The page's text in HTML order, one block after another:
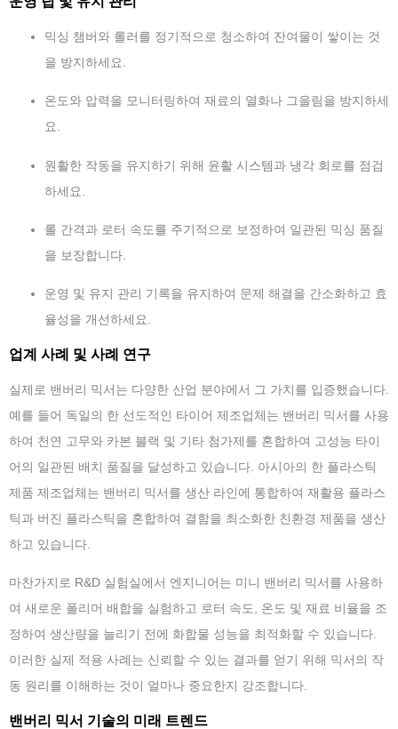
믹싱 챔버와 롤러를 정기적으로 청소하여 잔여물이 쌓이는 것
을 방지하세요.
온도와 압력을 모니터링하여 재료의 열화나 그을림을 방지하세
요.
원활한 작동을 유지하기 위해 윤활 시스템과 냉각 회로를 점검
하세요.
롤 간격과 로터 속도를 주기적으로 보정하여 일관된 믹싱 품질
을 보장합니다.
운영 및 유지 관리 기록을 유지하여 문제 해결을 간소화하고 효
율성을 개선하세요.
업계 사례 및 사례 연구
실제로 밴버리 믹서는 다양한 산업 분야에서 그 가치를 입증했습니다.
예를 들어 독일의 한 선도적인 타이어 제조업체는 밴버리 믹서를 사용
하여 천연 고무와 카본 블랙 및 기타 첨가제를 혼합하여 고성능 타이
어의 일관된 배치 품질을 달성하고 있습니다. 아시아의 한 플라스틱
제품 제조업체는 밴버리 믹서를 생산 라인에 통합하여 재활용 플라스
틱과 버진 플라스틱을 혼합하여 결함을 최소화한 친환경 제품을 생산
하고 있습니다.
마찬가지로 R&D 실험실에서 엔지니어는 미니 밴버리 믹서를 사용하
여 새로운 폴리머 배합을 실험하고 로터 속도, 온도 및 재료 비율을 조
정하여 생산량을 늘리기 전에 화합물 성능을 최적화할 수 있습니다.
이러한 실제 적용 사례는 신뢰할 수 있는 결과를 얻기 위해 믹서의 작
동 원리를 이해하는 것이 얼마나 중요한지 강조합니다.
밴버리 믹서 기술의 미래 트렌드